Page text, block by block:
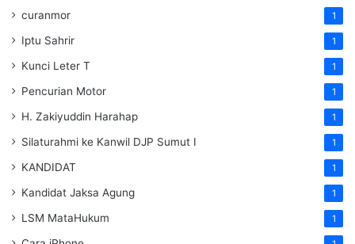
curanmor 1
Iptu Sahrir 1
Kunci Leter T 1
Pencurian Motor 1
H. Zakiyuddin Harahap 1
Silaturahmi ke Kanwil DJP Sumut I 1
KANDIDAT 1
Kandidat Jaksa Agung 1
LSM MataHukum 1